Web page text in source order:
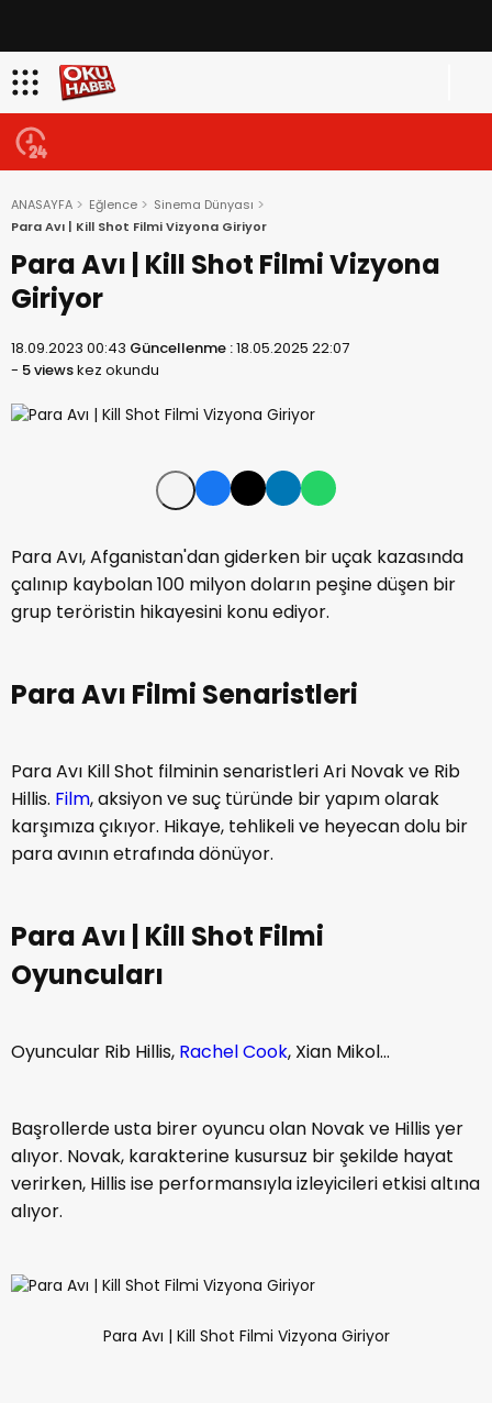
ANASAYFA Eğlence
Sinema Dünyası
Para Avı | Kill Shot Filmi Vizyona Giriyor
Para Avı | Kill Shot Filmi Vizyona
Giriyor
18.09.2023 00:43 Güncellenme :18.05.2025 22:07
- 5 viewskez okundu
Para Avı, Afganistan'dan giderken bir uçak kazasında
çalınıp kaybolan 100 milyon doların peşine düşen bir
grup teröristin hikayesini konu ediyor.
Para Avı Filmi Senaristleri
Para Avı Kill Shot filminin senaristleri Ari Novak ve Rib
Hillis. Film, aksiyon ve suç türünde bir yapım olarak
karşımıza çıkıyor. Hikaye, tehlikeli ve heyecan dolu bir
para avının etrafında dönüyor.
Para Avı | Kill Shot Filmi
Oyuncuları
Oyuncular Rib Hillis, Rachel Cook, Xian Mikol...
Başrollerde usta birer oyuncu olan Novak ve Hillis yer
alıyor. Novak, karakterine kusursuz bir şekilde hayat
verirken, Hillis ise performansıyla izleyicileri etkisi altına
alıyor.
Para Avı | Kill Shot Filmi Vizyona Giriyor